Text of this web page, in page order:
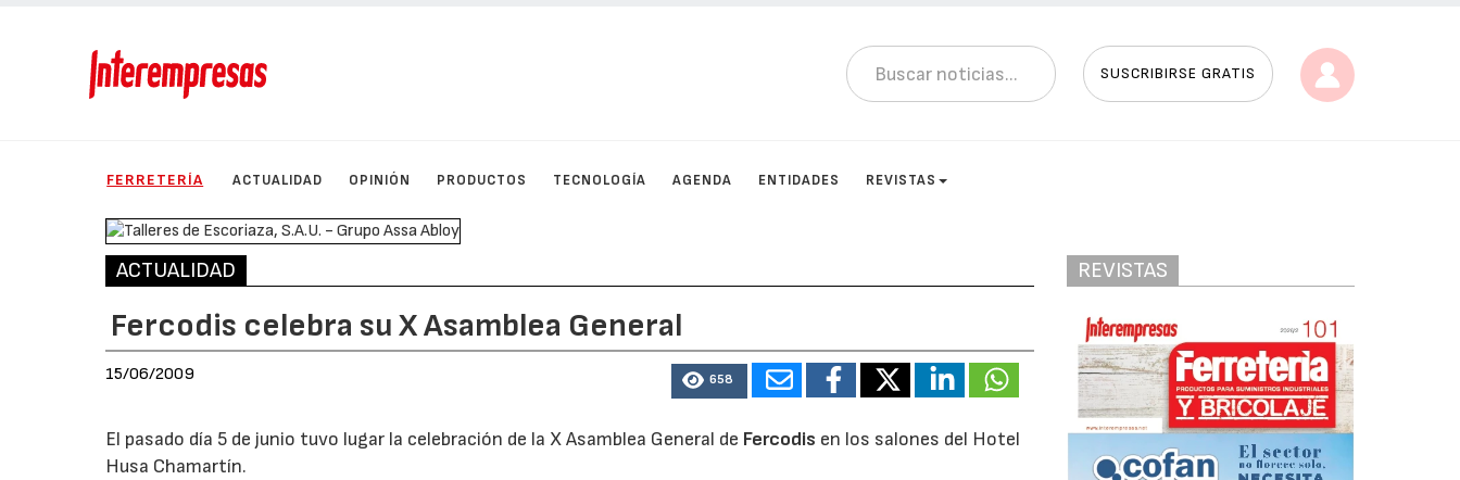
SUSCRIBIRSE GRATIS
FERRETERÍA ACTUALIDAD OPINIÓN PRODUCTOS TECNOLOGÍA AGENDA ENTIDADES REVISTAS
ACTUALIDAD
Fercodis celebra su X Asamblea General
15/06/2009 658
El pasado día 5 de junio tuvo lugar la celebración de la X Asamblea General de Fercodis en los salones del Hotel
Husa Chamartín.
REVISTAS